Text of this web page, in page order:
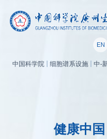
EN
中国科学院 细胞谱系设施 中-
健康中国